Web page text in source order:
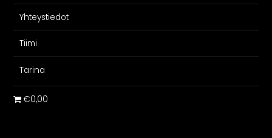
Yhteystiedot
Tiimi
Tarina
€0,00